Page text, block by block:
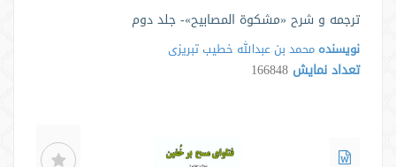
ترجمه و شرح «مشکوة المصابیح»- جلد دوم
نویسنده محمد بن عبدالله خطیب تبریزی
تعداد نمایش 166848